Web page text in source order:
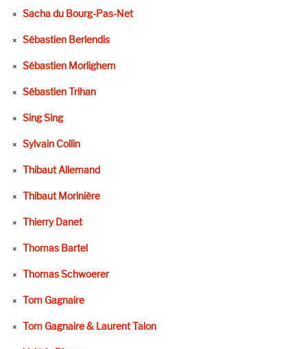
Sacha du Bourg-Pas-Net
Sébastien Berlendis
Sébastien Morlighem
Sébastien Trihan
Sing Sing
Sylvain Collin
Thibaut Allemand
Thibaut Morinière
Thierry Danet
Thomas Bartel
Thomas Schwoerer
Tom Gagnaire
Tom Gagnaire & Laurent Talon